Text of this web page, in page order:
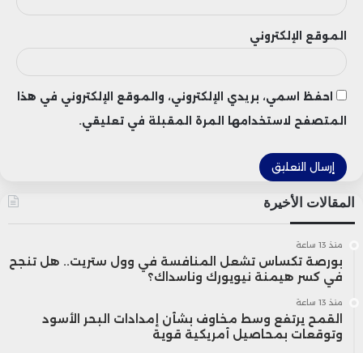
الموقع الإلكتروني
احفظ اسمي، بريدي الإلكتروني، والموقع الإلكتروني في هذا
المتصفح لاستخدامها المرة المقبلة في تعليقي.
المقالات الأخيرة
منذ 13 ساعة
بورصة تكساس تشعل المنافسة في وول ستريت.. هل تنجح
في كسر هيمنة نيويورك وناسداك؟
منذ 13 ساعة
القمح يرتفع وسط مخاوف بشأن إمدادات البحر الأسود
وتوقعات بمحاصيل أمريكية قوية